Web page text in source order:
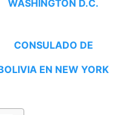
WASHINGTON D.C.
CONSULADO DE
EN NEW YORK